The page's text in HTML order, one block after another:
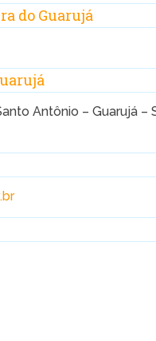
do Guarujá
Antônio – Guarujá –